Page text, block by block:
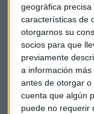
geográfica
características de
otorgarnos su
socios para que
previamente
a información
antes de otorgar
cuenta que algún
puede no requerir
Tras conocer esta
ciudadanos, pero
comparativa ¿En
problema? Por
plataforma de
ilimitada como
durante dos días.